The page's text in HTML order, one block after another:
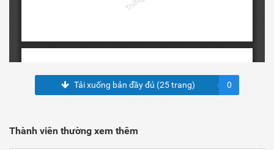
Tải xuống bản đầy đủ (25 trang) 0
Thành viên thường xem thêm